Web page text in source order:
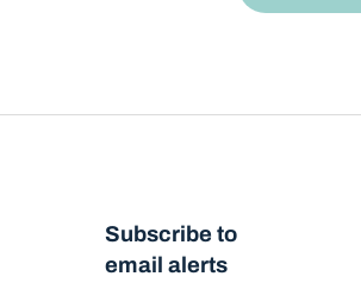
Subscribe to
email alerts